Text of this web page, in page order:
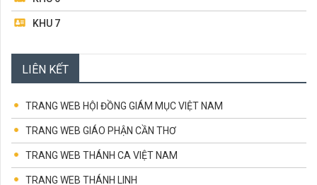
KHU 7
BAN MỤC VỤ TRUYỀN THÔNG
BAN TRẬT TỰ & GIỮ XE
LIÊN KẾT
TRANG WEB HỘI ĐỒNG GIÁM MỤC VIỆT NAM
TRANG WEB GIÁO PHẬN CẦN THƠ
TRANG WEB THÁNH CA VIỆT NAM
TRANG WEB THÁNH LINH